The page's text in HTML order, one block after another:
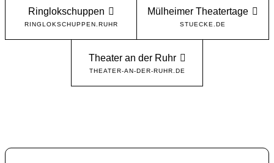
Ringlokschuppen
RINGLOKSCHUPPEN.RUHR
Mülheimer Theatertage
STUECKE.DE
Theater an der Ruhr
THEATER-AN-DER-RUHR.DE